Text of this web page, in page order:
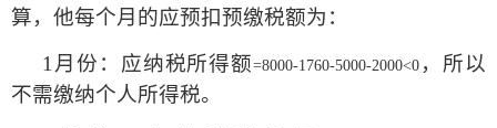
算，他每个月的应预扣预缴税额为：
1 月份：应纳税所得额=8000-1760-5000-2000<0 ，所以
不需缴纳个人所得税。